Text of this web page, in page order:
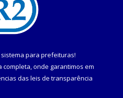
sistema para prefeituras!
completa, onde garantimos em
das leis de transparência